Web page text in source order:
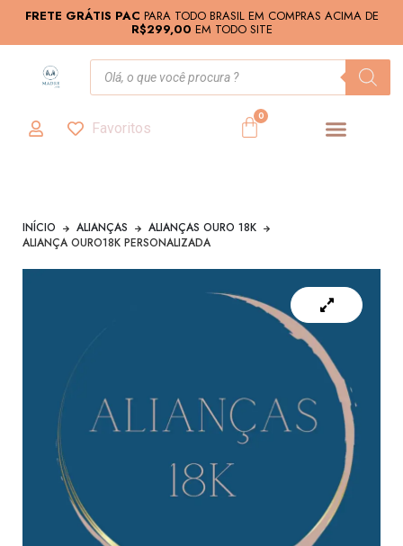
FRETE GRÁTIS PAC PARA TODO BRASIL EM COMPRAS ACIMA DE
R$299,00 EM TODO SITE
Favoritos
0
INÍCIO ALIANÇAS
ALIANÇAS OURO 18K
ALIANÇA OURO18K PERSONALIZADA